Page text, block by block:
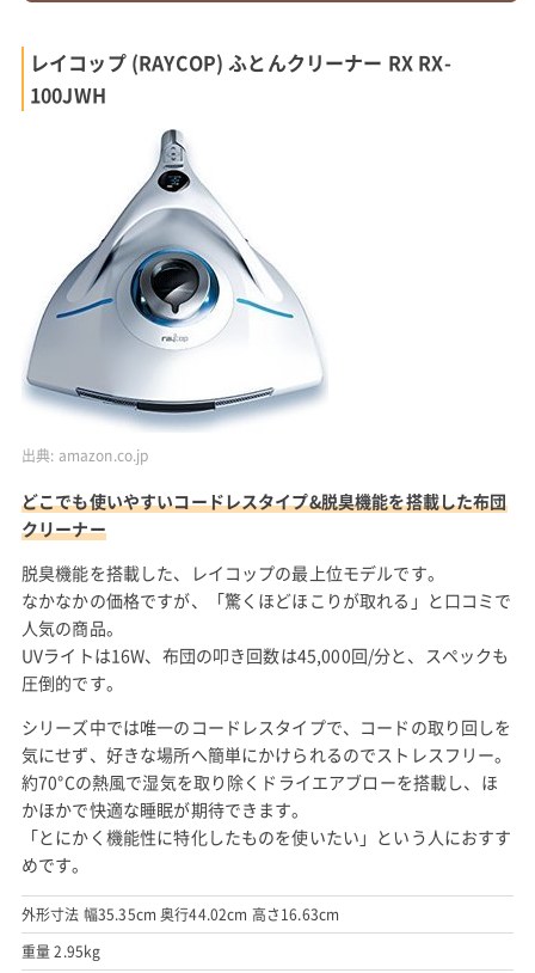
レイコップ (RAYCOP) ふとんクリーナー RX RX-
100JWH
出典: amazon.co.jp
どこでも使いやすいコードレスタイプ&脱臭機能を搭載した布団
クリーナー
脱臭機能を搭載した、レイコップの最上位モデルです。
なかなかの価格ですが、「驚くほどほこりが取れる」と口コミで
人気の商品。
UVライトは16W、布団の叩き回数は45,000回/分と、スペックも
圧倒的です。
シリーズ中では唯一のコードレスタイプで、コードの取り回しを
気にせず、好きな場所へ簡単にかけられるのでストレスフリー。
約70°Cの熱風で湿気を取り除くドライエアブローを搭載し、ほ
かほかで快適な睡眠が期待できます。
「とにかく機能性に特化したものを使いたい」という人におすす
めです。
外形寸法 幅35.35cm 奥行44.02cm 高さ16.63cm
重量 2.95kg